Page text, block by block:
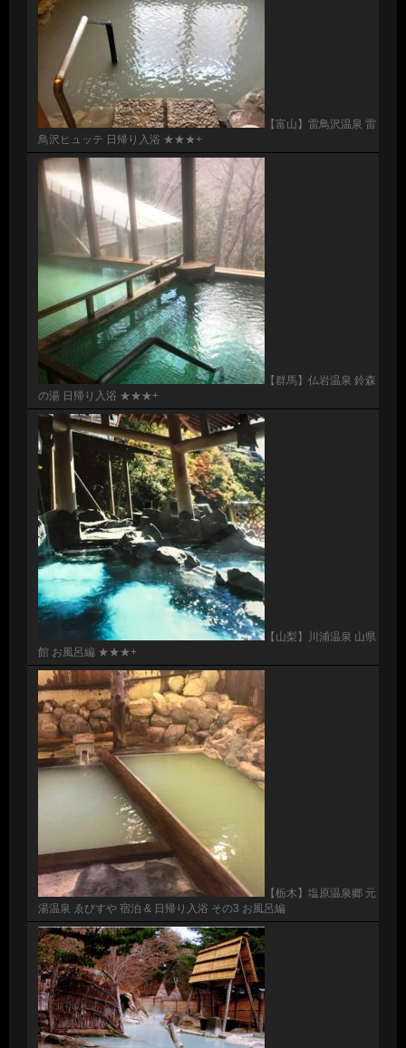
【富山】雷鳥沢温泉 雷
鳥沢ヒュッテ 日帰り入浴 ★★★+
【群馬】仏岩温泉 鈴森
の湯 日帰り入浴 ★★★+
【山梨】川浦温泉 山県
館 お風呂編 ★★★+
【栃木】塩原温泉郷 元
湯温泉 ゑびすや 宿泊 & 日帰り入浴 その3 お風呂編